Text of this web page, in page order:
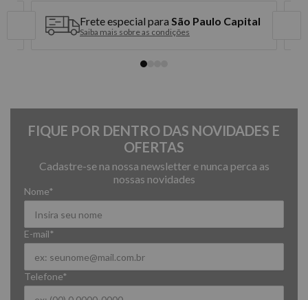
Frete especial para São Paulo Capital
Saiba mais sobre as condições
FIQUE POR DENTRO DAS NOVIDADES E
OFERTAS
Cadastre-se na nossa newsletter e nunca perca as
nossas novidades
Nome*
E-mail*
Telefone*